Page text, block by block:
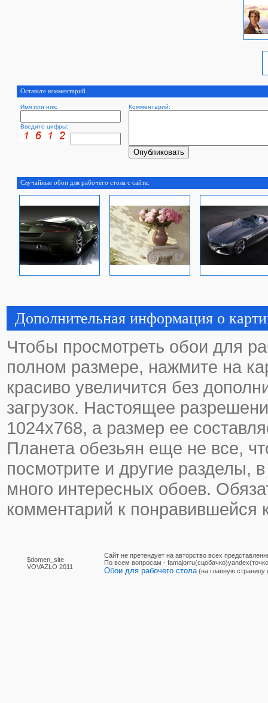
Оставьте комментарий.
Имя или ник: Комментарий:
Введите цифры:
Случайные обои для рабочего стола с сайта:
Дополнительная информация о
Чтобы просмотреть обои для
полном размере, нажмите на
красиво увеличится без
загрузок. Настоящее
1024х768, а размер ее
Планета обезьян еще не все,
посмотрите и другие разделы,
много интересных обоев.
комментарий к понравившейся
$domen_site
VOVAZLO 2011
Сайт не претендует на авторство всех
По вcем вопросам -
Обои для рабочего стола (на главную страницу